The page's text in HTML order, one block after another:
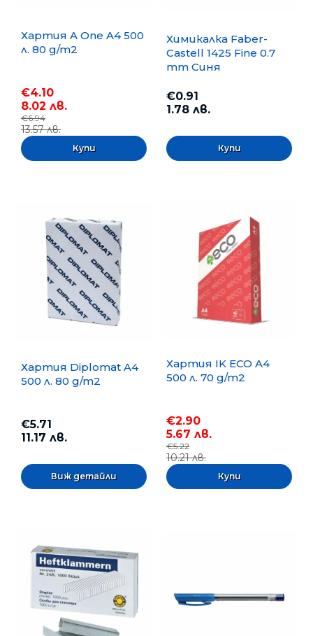
Хартия A One A4 500
л. 80 g/m2
€4.10
8.02 лв.
€6.94
13.57 лв.
Химикалка Faber-
Castell 1425 Fine 0.7
mm Синя
€0.91
1.78 лв.
Хартия Diplomat A4
500 л. 80 g/m2
€5.71
11.17 лв.
Виж детайли
Хартия IK ECO A4
500 л. 70 g/m2
€2.90
5.67 лв.
€5.22
10.21 лв.